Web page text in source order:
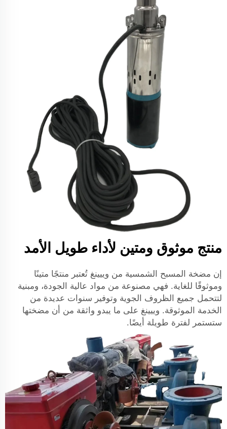
منتج موثوق ومتين لأداء طويل الأمد
إن مضخة المسبح الشمسية من وييينغ تُعتبر منتجًا متينًا
وموثوقًا للغاية. فهي مصنوعة من مواد عالية الجودة، ومبنية
لتتحمل جميع الظروف الجوية وتوفير سنوات عديدة من
الخدمة الموثوقة. وييينغ على ما يبدو واثقة من أن مضختها
ستستمر لفترة طويلة أيضًا.